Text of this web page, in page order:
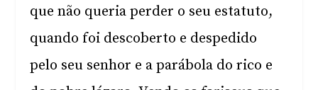
que não queria perder o seu estatuto,
quando foi descoberto e despedido
pelo seu senhor e a parábola do rico e